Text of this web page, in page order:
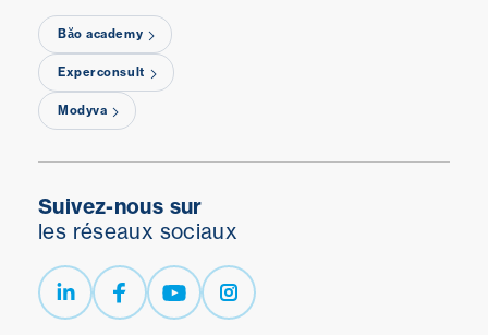
Băo academy
Experconsult
Modyva
Suivez-nous sur
les réseaux sociaux